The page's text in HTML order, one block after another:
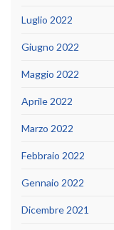
Luglio 2022
Giugno 2022
Maggio 2022
Aprile 2022
Marzo 2022
Febbraio 2022
Gennaio 2022
Dicembre 2021